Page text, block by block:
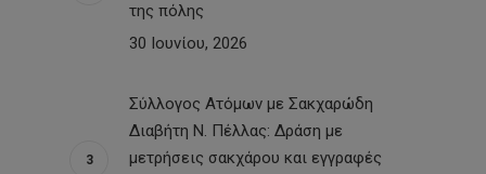
της πόλης
30 Ιουνίου, 2026
Σύλλογος Ατόμων με Σακχαρώδη
Διαβήτη Ν. Πέλλας: Δράση με
μετρήσεις σακχάρου και εγγραφές